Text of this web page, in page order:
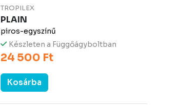
TROPILEX
PLAIN
piros-egyszínű
Készleten a Függőágyboltban
24 500 Ft
Kosárba